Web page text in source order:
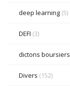
deep learning (5)
DEFI (3)
dictons boursiers
Divers (152)